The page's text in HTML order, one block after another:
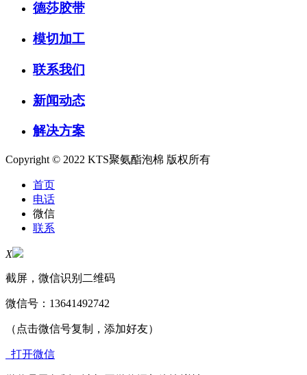
德莎胶带
模切加工
联系我们
新闻动态
解决方案
Copyright © 2022 KTS聚氨酯泡棉 版权所有
首页
电话
微信
联系
X
截屏，微信识别二维码
微信号： 13641492742
（点击微信号复制，添加好友）
打开微信